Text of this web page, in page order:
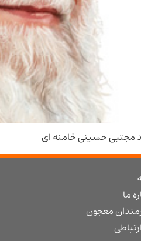
مجتبی حسینی خامنه ای
ما
معجون